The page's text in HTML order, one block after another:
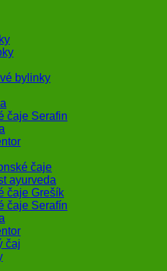
bylinky
čaje Serafin
čaje
ayurveda
čaje Grešík
čaje Serafín
čaj